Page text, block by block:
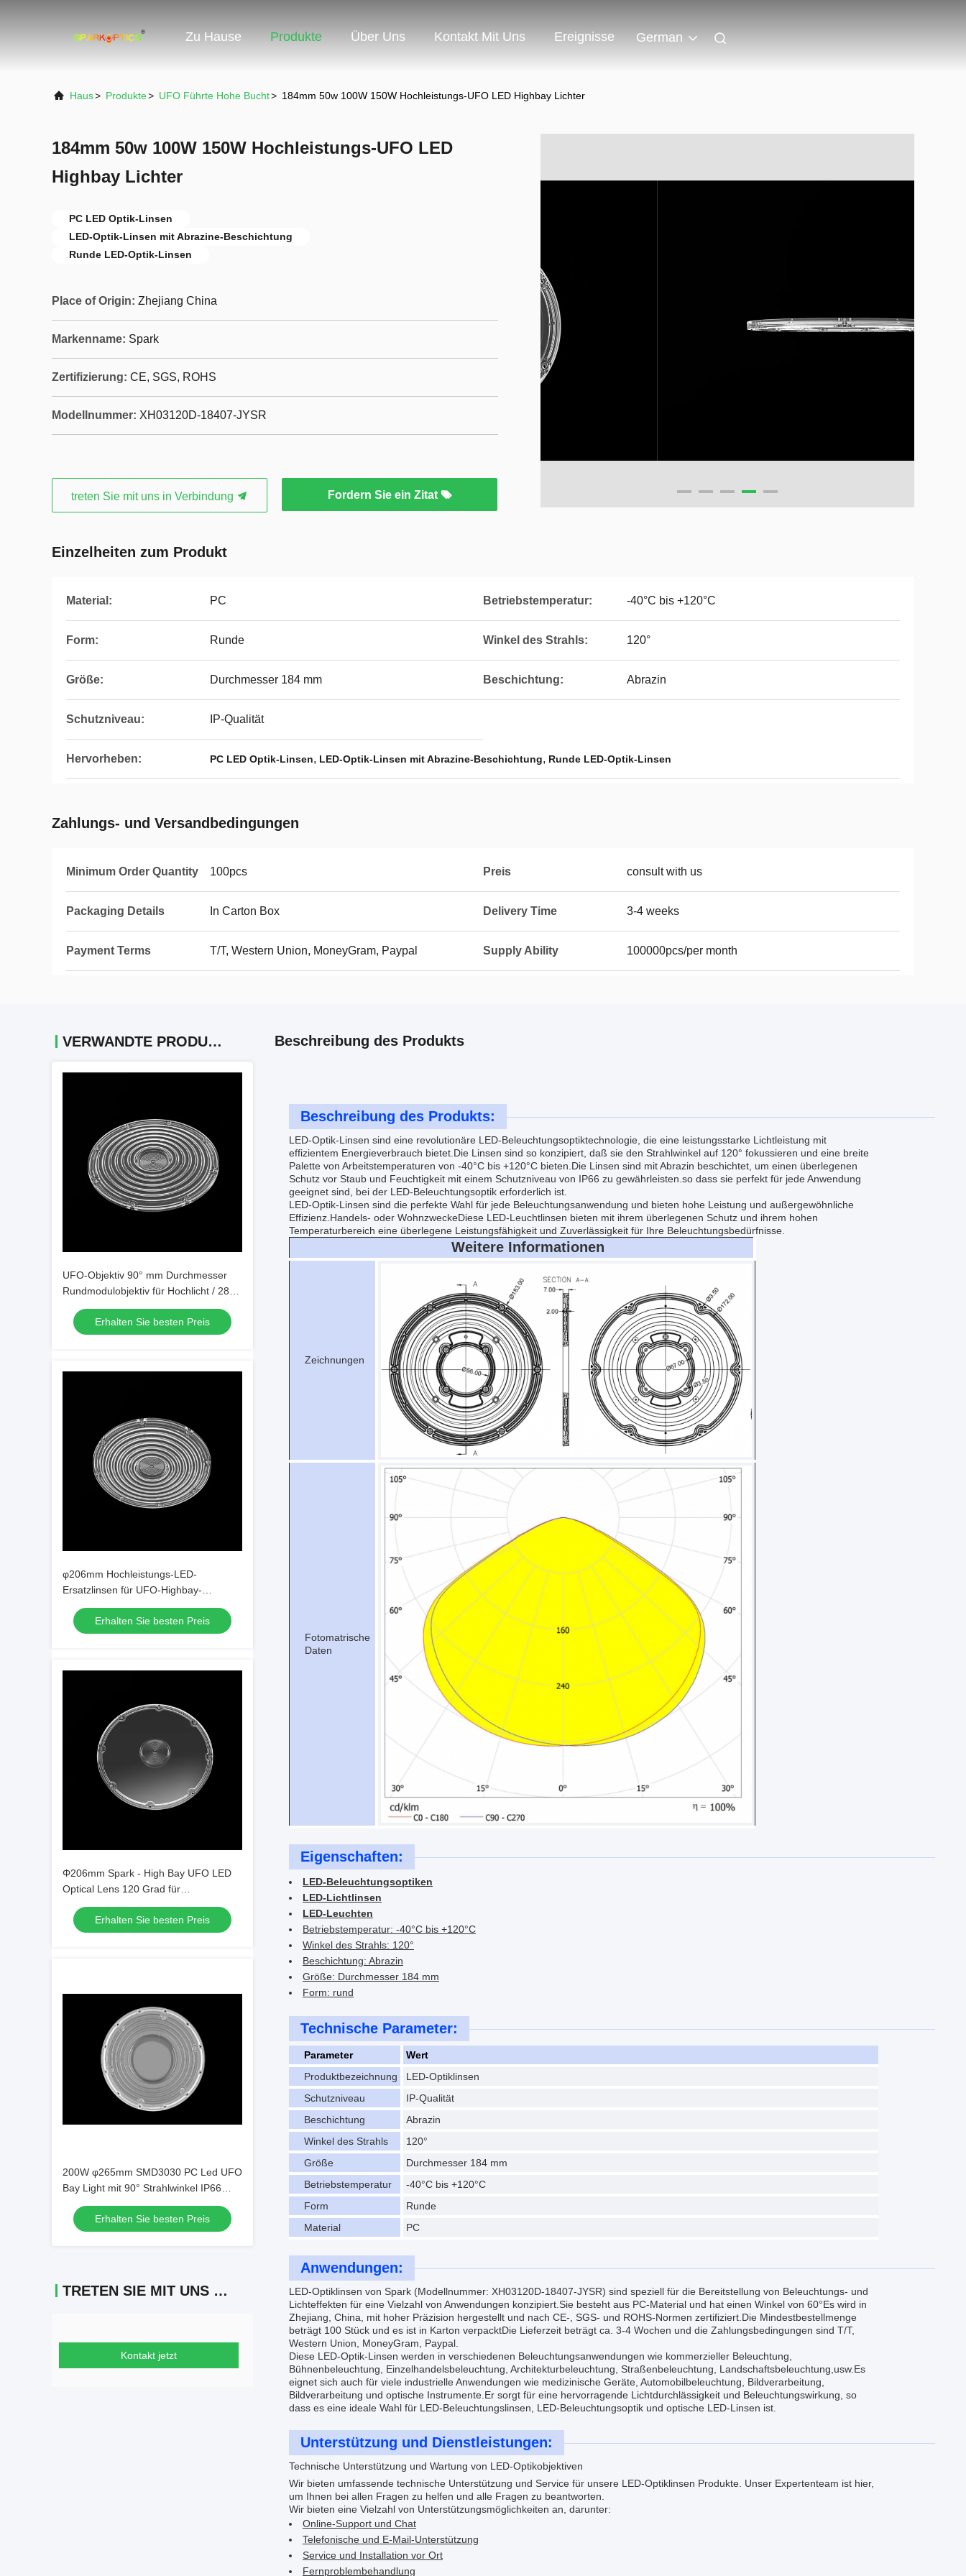
Zu Hause Produkte Über Uns Kontakt Mit Uns Ereignisse German
Haus> Produkte> UFO Führte Hohe Bucht> 184mm 50w 100W 150W Hochleistungs-UFO LED Highbay Lichter
184mm 50w 100W 150W Hochleistungs-UFO LED
Highbay Lichter
PC LED Optik-Linsen
LED-Optik-Linsen mit Abrazine-Beschichtung
Runde LED-Optik-Linsen
Place of Origin: Zhejiang China
Markenname: Spark
Zertifizierung: CE, SGS, ROHS
Modellnummer: XH03120D-18407-JYSR
treten Sie mit uns in Verbindung Fordern Sie ein Zitat
Einzelheiten zum Produkt
Material: PC Betriebstemperatur: -40°C bis +120°C
Form: Runde Winkel des Strahls: 120°
Größe: Durchmesser 184 mm Beschichtung: Abrazin
Schutzniveau: IP-Qualität
Hervorheben: PC LED Optik-Linsen, LED-Optik-Linsen mit Abrazine-Beschichtung, Runde LED-Optik-Linsen
Zahlungs- und Versandbedingungen
Minimum Order Quantity 100pcs Preis consult with us
Packaging Details In Carton Box Delivery Time 3-4 weeks
Payment Terms T/T, Western Union, MoneyGram, Paypal Supply Ability 100000pcs/per month
VERWANDTE PRODUKTE
UFO-Objektiv 90° mm Durchmesser
Rundmodulobjektiv für Hochlicht / 2835
3030 PC LED-Objektiv
Erhalten Sie besten Preis
φ206mm Hochleistungs-LED-
Ersatzlinsen für UFO-Highbay-
Leuchten
Erhalten Sie besten Preis
Φ206mm Spark - High Bay UFO LED
Optical Lens 120 Grad für
Hochleistungs-Industriebereich
BeleuchtungErhalten Sie besten Preis
200W φ265mm SMD3030 PC Led UFO
Bay Light mit 90° Strahlwinkel IP66
Schutzniveau
Erhalten Sie besten Preis
TRETEN SIE MIT UNS IN VERBINDUNG
Kontakt jetzt
Beschreibung des Produkts
Beschreibung des Produkts:
LED-Optik-Linsen sind eine revolutionäre LED-Beleuchtungsoptiktechnologie, die eine leistungsstarke Lichtleistung mit
effizientem Energieverbrauch bietet.Die Linsen sind so konzipiert, daß sie den Strahlwinkel auf 120° fokussieren und eine breite
Palette von Arbeitstemperaturen von -40°C bis +120°C bieten.Die Linsen sind mit Abrazin beschichtet, um einen überlegenen
Schutz vor Staub und Feuchtigkeit mit einem Schutzniveau von IP66 zu gewährleisten.so dass sie perfekt für jede Anwendung
geeignet sind, bei der LED-Beleuchtungsoptik erforderlich ist.
LED-Optik-Linsen sind die perfekte Wahl für jede Beleuchtungsanwendung und bieten hohe Leistung und außergewöhnliche
Effizienz.Handels- oder WohnzweckeDiese LED-Leuchtlinsen bieten mit ihrem überlegenen Schutz und ihrem hohen
Temperaturbereich eine überlegene Leistungsfähigkeit und Zuverlässigkeit für Ihre Beleuchtungsbedürfnisse.
Weitere Informationen
Zeichnungen
Fotomatrische
Daten
Eigenschaften:
LED-Beleuchtungsoptiken
LED-Lichtlinsen
LED-Leuchten
Betriebstemperatur: -40°C bis +120°C
Winkel des Strahls: 120°
Beschichtung: Abrazin
Größe: Durchmesser 184 mm
Form: rund
Technische Parameter:
Parameter
Wert
Produktbezeichnung
LED-Optiklinsen
Schutzniveau
IP-Qualität
Beschichtung
Abrazin
Winkel des Strahls
120°
Größe
Durchmesser 184 mm
Betriebstemperatur
-40°C bis +120°C
Form
Runde
Material
PC
Anwendungen:
LED-Optiklinsen von Spark (Modellnummer: XH03120D-18407-JYSR) sind speziell für die Bereitstellung von Beleuchtungs- und
Lichteffekten für eine Vielzahl von Anwendungen konzipiert.Sie besteht aus PC-Material und hat einen Winkel von 60°Es wird in
Zhejiang, China, mit hoher Präzision hergestellt und nach CE-, SGS- und ROHS-Normen zertifiziert.Die Mindestbestellmenge
beträgt 100 Stück und es ist in Karton verpacktDie Lieferzeit beträgt ca. 3-4 Wochen und die Zahlungsbedingungen sind T/T,
Western Union, MoneyGram, Paypal.
Diese LED-Optik-Linsen werden in verschiedenen Beleuchtungsanwendungen wie kommerzieller Beleuchtung,
Bühnenbeleuchtung, Einzelhandelsbeleuchtung, Architekturbeleuchtung, Straßenbeleuchtung, Landschaftsbeleuchtung,usw.Es
eignet sich auch für viele industrielle Anwendungen wie medizinische Geräte, Automobilbeleuchtung, Bildverarbeitung,
Bildverarbeitung und optische Instrumente.Er sorgt für eine hervorragende Lichtdurchlässigkeit und Beleuchtungswirkung, so
dass es eine ideale Wahl für LED-Beleuchtungslinsen, LED-Beleuchtungsoptik und optische LED-Linsen ist.
Unterstützung und Dienstleistungen:
Technische Unterstützung und Wartung von LED-Optikobjektiven
Wir bieten umfassende technische Unterstützung und Service für unsere LED-Optiklinsen Produkte. Unser Expertenteam ist hier,
um Ihnen bei allen Fragen zu helfen und alle Fragen zu beantworten.
Wir bieten eine Vielzahl von Unterstützungsmöglichkeiten an, darunter:
Online-Support und Chat
Telefonische und E-Mail-Unterstützung
Service und Installation vor Ort
Fernproblembehandlung